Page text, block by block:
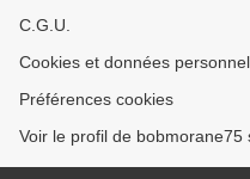
C.G.U.
Cookies et données
Préférences cookies
Voir le profil de bobmorane75